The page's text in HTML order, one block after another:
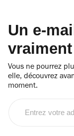
Un e-
vraiment
Vous ne pourrez
elle, découvrez
moment.